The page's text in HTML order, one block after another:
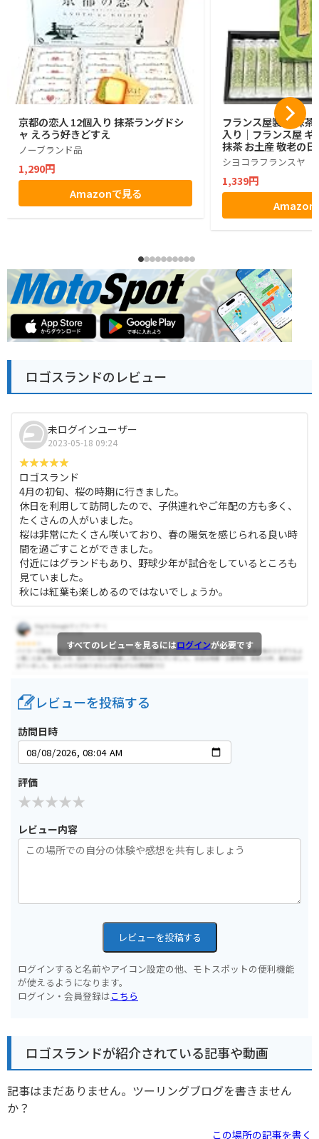
京都の恋人 12個入り 抹茶ラングドシ
ャ えろう好きどすえ
ノーブランド品
1,290円
Amazonで見る
フランス屋製菓 抹茶
入り｜フランス屋 ギ
抹茶 お土産 敬老の日
シヨコラフランスヤ
1,339円
Amazon
ロゴスランドのレビュー
未ログインユーザー
2023-05-18 09:24
ロゴスランド
4月の初旬、桜の時期に行きました。
休日を利用して訪問したので、子供連れやご年配の方も多く、
たくさんの人がいました。
桜は非常にたくさん咲いており、春の陽気を感じられる良い時
間を過ごすことができました。
付近にはグランドもあり、野球少年が試合をしているところも
見ていました。
秋には紅葉も楽しめるのではないでしょうか。
すべてのレビューを見るにはログインが必要です
レビューを投稿する
訪問日時
評価
レビュー内容
レビューを投稿する
ログインすると名前やアイコン設定の他、モトスポットの便利機能
が使えるようになります。
ログイン・会員登録はこちら
ロゴスランドが紹介されている記事や動画
記事はまだありません。ツーリングブログを書きません
か？
この場所の記事を書く